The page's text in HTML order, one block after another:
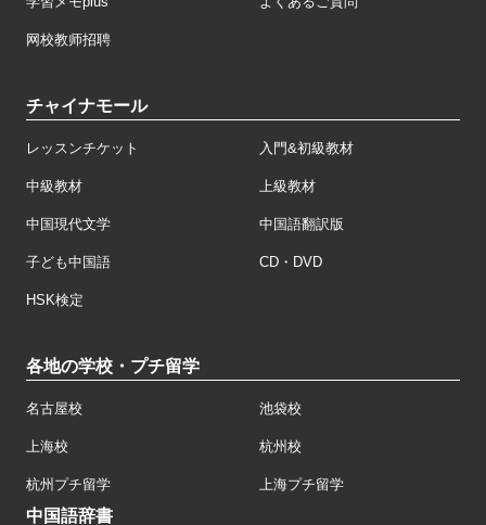
网校教师招聘
チャイナモール
レッスンチケット 入門&初級教材
中級教材 上級教材
中国現代文学 中国語翻訳版
子ども中国語 CD・DVD
HSK検定
各地の学校・プチ留学
名古屋校 池袋校
上海校 杭州校
杭州プチ留学 上海プチ留学
中国語辞書